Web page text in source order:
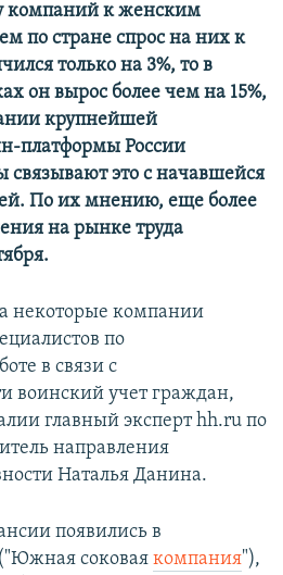
компаний к женским
по стране спрос на них к
только на 3%, то в
он вырос более чем на 15%,
крупнейшей
платформы России
связывают это с начавшейся
По их мнению, еще более
на рынке труда
некоторые компании
по
в связи с
воинский учет граждан,
главный эксперт hh.ru по
направления
Наталья Данина.
появились в
соковая компания"),